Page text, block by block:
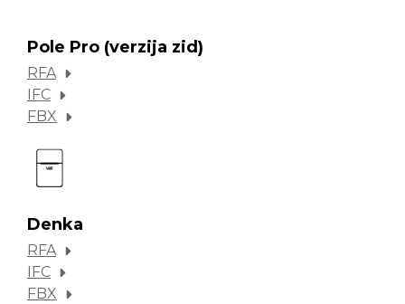
Pole Pro (verzija zid)
RFA
IFC
FBX
Denka
RFA
IFC
FBX